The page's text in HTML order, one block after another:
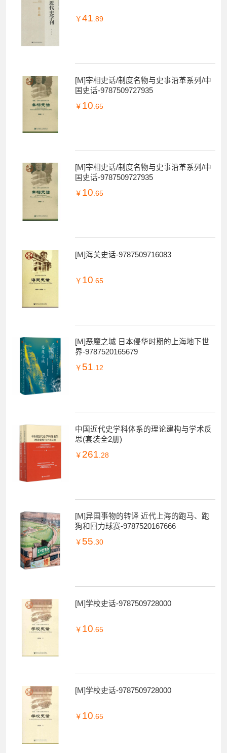
￥ 41.89
[M]宰相史话/制度名物与史事沿革系列/中
国史话-9787509727935
￥ 10 .65
[M]宰相史话/制度名物与史事沿革系列/中
国史话-9787509727935
￥ 10.65
[M]海关史话-9787509716083
￥ 10 .65
[M]恶魔之城 日本侵华时期的上海地下世
界-9787520165679
￥ 51.12
中国近代史学科体系的理论建构与学术反
思(套装全2册)
￥ 261 .28
[M]异国事物的转译 近代上海的跑马、跑
狗和回力球赛-9787520167666
￥ 55.30
[M]学校史话-9787509728000
￥ 10 .65
[M]学校史话-9787509728000
￥ 10.65